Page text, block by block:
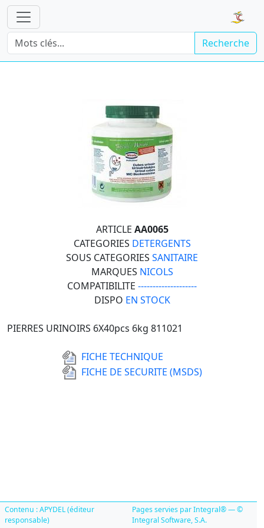
Recherche
ARTICLE AA0065
CATEGORIES DETERGENTS
SOUS CATEGORIES SANITAIRE
MARQUES NICOLS
COMPATIBILITE --------------------
DISPO EN STOCK
PIERRES URINOIRS 6X40pcs 6kg 811021
FICHE TECHNIQUE
FICHE DE SECURITE (MSDS)
Contenu : APYDEL (éditeur
responsable)
Pages servies par Integral® — ©
Integral Software, S.A.